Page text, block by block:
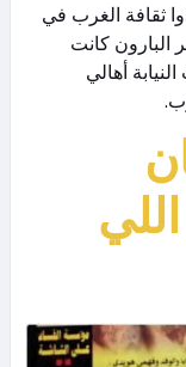
ثقافة الغرب في
البارون كانت
أهالي